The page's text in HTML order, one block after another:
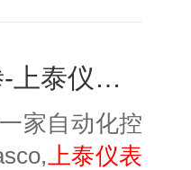
在线ph电极 胶状电解液 双盐桥 耐介质反渗-上泰仪表-无锡艾迅
家自动化控
上泰仪表